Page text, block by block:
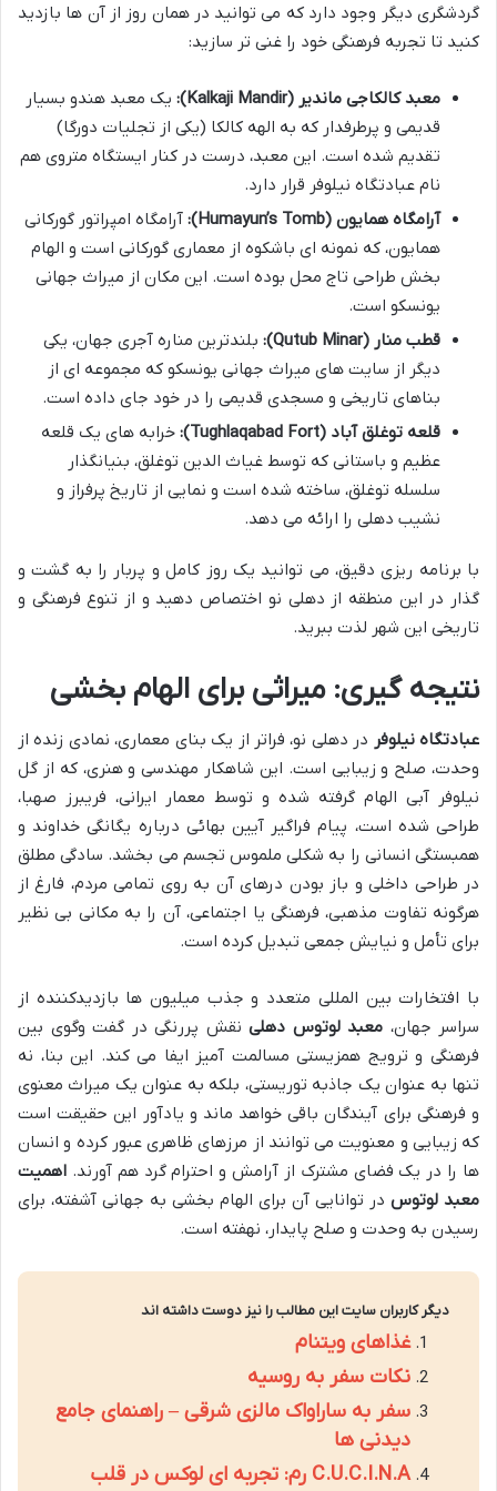
گردشگری دیگر وجود دارد که می توانید در همان روز از آن ها بازدید
کنید تا تجربه فرهنگی خود را غنی تر سازید:
معبد کالکاجی ماندیر (Kalkaji Mandir):
یک معبد هندو بسیار
قدیمی و پرطرفدار که به الهه کالکا (یکی از تجلیات دورگا)
تقدیم شده است. این معبد، درست در کنار ایستگاه متروی هم
نام عبادتگاه نیلوفر قرار دارد.
آرامگاه همایون (Humayun’s Tomb):
آرامگاه امپراتور گورکانی
همایون، که نمونه ای باشکوه از معماری گورکانی است و الهام
بخش طراحی تاج محل بوده است. این مکان از میراث جهانی
یونسکو است.
قطب منار (Qutub Minar):
بلندترین مناره آجری جهان، یکی
دیگر از سایت های میراث جهانی یونسکو که مجموعه ای از
بناهای تاریخی و مسجدی قدیمی را در خود جای داده است.
قلعه توغلق آباد (Tughlaqabad Fort):
خرابه های یک قلعه
عظیم و باستانی که توسط غیاث الدین توغلق، بنیانگذار
سلسله توغلق، ساخته شده است و نمایی از تاریخ پرفراز و
نشیب دهلی را ارائه می دهد.
با برنامه ریزی دقیق، می توانید یک روز کامل و پربار را به گشت و
گذار در این منطقه از دهلی نو اختصاص دهید و از تنوع فرهنگی و
تاریخی این شهر لذت ببرید.
نتیجه گیری: میراثی برای الهام بخشی
عبادتگاه نیلوفر در دهلی نو، فراتر از یک بنای معماری، نمادی زنده از
وحدت، صلح و زیبایی است. این شاهکار مهندسی و هنری، که از گل
نیلوفر آبی الهام گرفته شده و توسط معمار ایرانی، فریبرز صهبا،
طراحی شده است، پیام فراگیر آیین بهائی درباره یگانگی خداوند و
همبستگی انسانی را به شکلی ملموس تجسم می بخشد. سادگی مطلق
در طراحی داخلی و باز بودن درهای آن به روی تمامی مردم، فارغ از
هرگونه تفاوت مذهبی، فرهنگی یا اجتماعی، آن را به مکانی بی نظیر
برای تأمل و نیایش جمعی تبدیل کرده است.
با افتخارات بین المللی متعدد و جذب میلیون ها بازدیدکننده از
سراسر جهان، معبد لوتوس دهلی نقش پررنگی در گفت وگوی بین
فرهنگی و ترویج همزیستی مسالمت آمیز ایفا می کند. این بنا، نه
تنها به عنوان یک جاذبه توریستی، بلکه به عنوان یک میراث معنوی
و فرهنگی برای آیندگان باقی خواهد ماند و یادآور این حقیقت است
که زیبایی و معنویت می توانند از مرزهای ظاهری عبور کرده و انسان
ها را در یک فضای مشترک از آرامش و احترام گرد هم آورند. اهمیت
معبد لوتوس در توانایی آن برای الهام بخشی به جهانی آشفته، برای
رسیدن به وحدت و صلح پایدار، نهفته است.
دیگر کاربران سایت این مطالب را نیز دوست داشته اند
غذاهای ویتنام
نکات سفر به روسیه
سفر به ساراواک مالزی شرقی – راهنمای جامع
دیدنی ها
C.U.C.I.N.A رم: تجربه ای لوکس در قلب